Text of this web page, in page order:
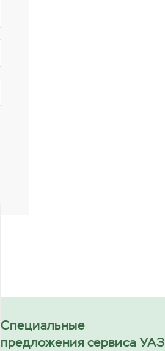
Специальные
предложения сервиса УАЗ